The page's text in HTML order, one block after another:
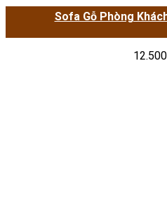
Sofa Gỗ Phòng